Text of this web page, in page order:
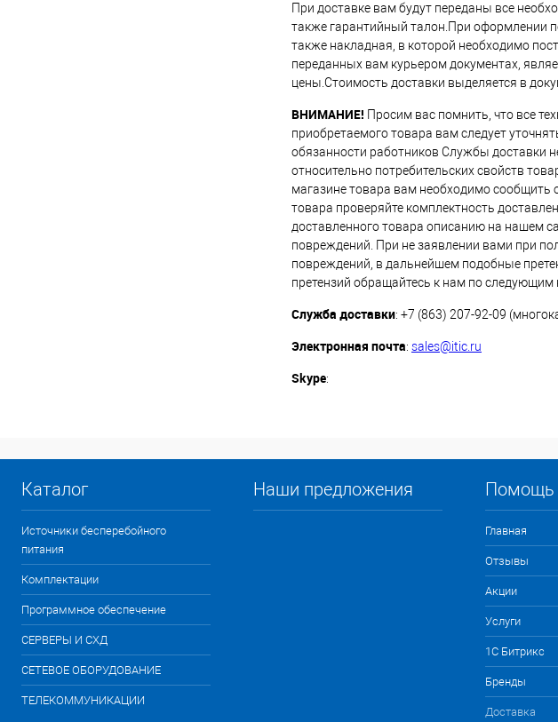
При доставке вам будут переданы все
также гарантийный талон.При оформлении
также накладная, в которой необходимо
переданных вам курьером документах,
цены.Стоимость доставки выделяется в
ВНИМАНИЕ! Просим вас помнить, что все
приобретаемого товара вам следует
обязанности работников Службы доставки
относительно потребительских свойств
магазине товара вам необходимо сообщить
товара проверяйте комплектность
доставленного товара описанию на нашем
повреждений. При не заявлении вами при
повреждений, в дальнейшем подобные
претензий обращайтесь к нам по следующим
Служба доставки: +7 (863) 207-92-09
Электронная почта: sales@itic.ru
Skype:
Каталог
Источники бесперебойного
питания
Комплектации
Программное обеспечение
СЕРВЕРЫ И СХД
СЕТЕВОЕ ОБОРУДОВАНИЕ
ТЕЛЕКОММУНИКАЦИИ
Наши предложения Помощь
Главная
Отзывы
Акции
Услуги
1С Битрикс
Бренды
Доставка